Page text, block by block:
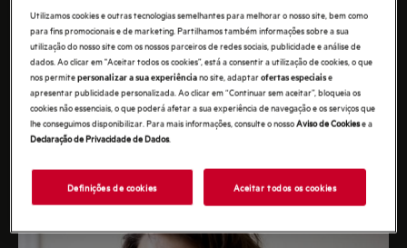
televisão é um dos mais recentes influencers da AEG.
Descubra as novidades que temos desta parceria!
Saiba mais
Utilizamos cookies e outras tecnologias semelhantes para melhorar o nosso site, bem como
para fins promocionais e de marketing. Partilhamos também informações sobre a sua
utilização do nosso site com os nossos parceiros de redes sociais, publicidade e análise de
dados. Ao clicar em "Aceitar todos os cookies”, está a consentir a utilização de cookies, o que
nos permitepersonalizar a sua experiênciano site, adaptarofertas especiaise
apresentar publicidade personalizada. Ao clicar em “Continuar sem aceitar”, bloqueia os
cookies não essenciais, o que poderá afetar a sua experiência de navegação e os serviços que
lhe conseguimos disponibilizar. Para mais informações, consulte o nossoAviso de Cookiese a
Declaração de Privacidade de Dados.
Definições de cookies Aceitar todos os cookies